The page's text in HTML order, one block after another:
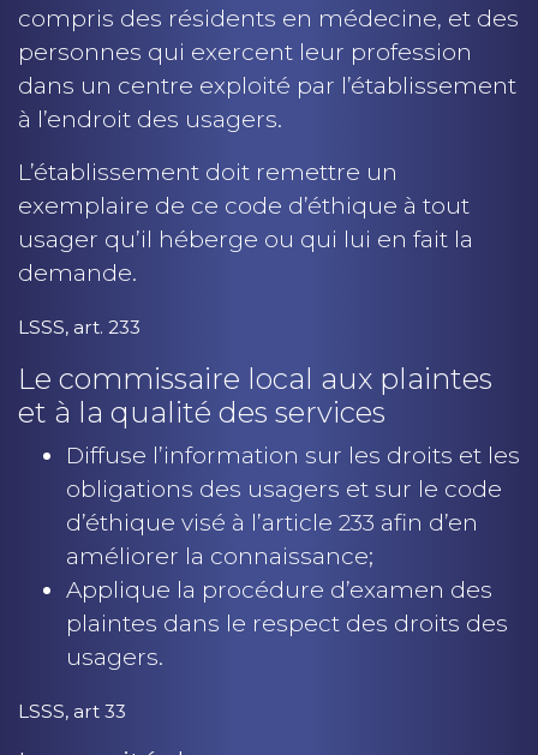
compris des résidents en médecine, et des
personnes qui exercent leur profession
dans un centre exploité par l’établissement
à l’endroit des usagers.
L’établissement doit remettre un
exemplaire de ce code d’éthique à tout
usager qu’il héberge ou qui lui en fait la
demande.
LSSS, art. 233
Le commissaire local aux plaintes
et à la qualité des services
Diffuse l’information sur les droits et les
obligations des usagers et sur le code
d’éthique visé à l’article 233 afin d’en
améliorer la connaissance;
Applique la procédure d’examen des
plaintes dans le respect des droits des
usagers.
LSSS, art 33